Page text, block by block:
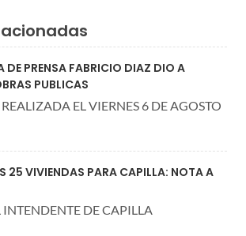
DE PRENSA FABRICIO DIAZ DIO A
PUBLICAS
EL VIERNES 6 DE AGOSTO
25 VIVIENDAS PARA CAPILLA: NOTA A
INTENDENTE DE CAPILLA